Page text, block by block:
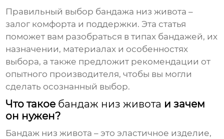
Правильный выбор бандажа низ живота –
залог комфорта и поддержки. Эта статья
поможет вам разобраться в типах бандажей, их
назначении, материалах и особенностях
выбора, а также предложит рекомендации от
опытного производителя, чтобы вы могли
сделать осознанный выбор.
Что такое бандаж низ живота и зачем
он нужен?
Бандаж низ живота – это эластичное изделие,